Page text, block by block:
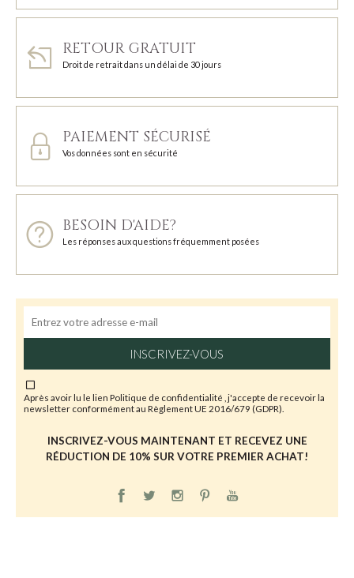
RETOUR GRATUIT
Droit de retrait dans un délai de 30 jours
PAIEMENT SÉCURISÉ
Vos données sont en sécurité
BESOIN D'AIDE?
Les réponses aux questions fréquemment posées
INSCRIVEZ-VOUS
Après avoir lu le lien Politique de confidentialité , j'accepte de recevoir la
newsletter conformément au Règlement UE 2016/679 (GDPR).
INSCRIVEZ-VOUS MAINTENANT ET RECEVEZ UNE
RÉDUCTION DE 10% SUR VOTRE PREMIER ACHAT!